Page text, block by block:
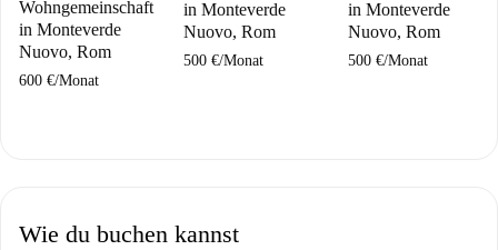
Wohngemeinschaft
in Monteverde
Nuovo, Rom
600 €/Monat
in Monteverde
Nuovo, Rom
500 €/Monat
in Monteverde
Nuovo, Rom
500 €/Monat
Wie du buchen kannst